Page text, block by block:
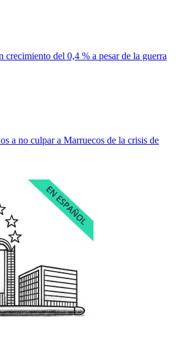
crecimiento del 0,4 % a pesar de la guerra
a no culpar a Marruecos de la crisis de